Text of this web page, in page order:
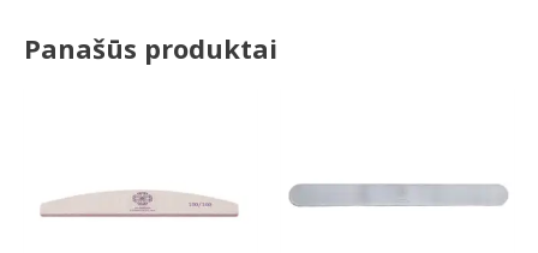
Panašūs produktai